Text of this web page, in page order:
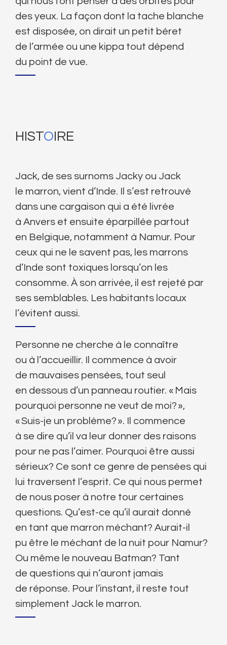
des yeux. La façon dont la tache blanche
est disposée, on dirait un petit béret
de l’armée ou une kippa tout dépend
du point de vue.
HISTO IRE
Jack, de ses surnoms Jacky ou Jack
le marron, vient d’Inde. Il s’est retrouvé
dans une cargaison qui a été livrée
à Anvers et ensuite éparpillée partout
en Belgique, notamment à Namur. Pour
ceux qui ne le savent pas, les marrons
d’Inde sont toxiques lorsqu’on les
consomme. À son arrivée, il est rejeté par
ses semblables. Les habitants locaux
l’évitent aussi.
Personne ne cherche à le connaître
ou à l’accueillir. Il commence à avoir
de mauvaises pensées, tout seul
en dessous d’un panneau routier. « Mais
pourquoi personne ne veut de moi? »,
« Suis-je un problème? ». Il commence
à se dire qu’il va leur donner des raisons
pour ne pas l’aimer. Pourquoi être aussi
sérieux? Ce sont ce genre de pensées qui
lui traversent l’esprit. Ce qui nous permet
de nous poser à notre tour certaines
questions. Qu’est-ce qu’il aurait donné
en tant que marron méchant? Aurait-il
pu être le méchant de la nuit pour Namur?
Ou même le nouveau Batman? Tant
de questions qui n’auront jamais
de réponse. Pour l’instant, il reste tout
simplement Jack le marron.